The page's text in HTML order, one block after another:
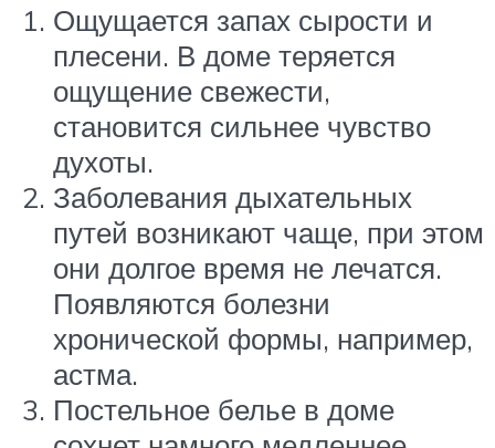
Ощущается запах сырости и
плесени. В доме теряется
ощущение свежести,
становится сильнее чувство
духоты.
Заболевания дыхательных
путей возникают чаще, при этом
они долгое время не лечатся.
Появляются болезни
хронической формы, например,
астма.
Постельное белье в доме